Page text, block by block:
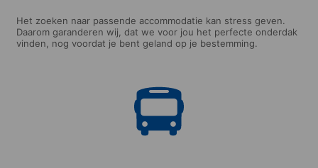
Het zoeken naar passende accommodatie kan stress geven.
Daarom garanderen wij, dat we voor jou het perfecte onderdak
vinden, nog voordat je bent geland op je bestemming.